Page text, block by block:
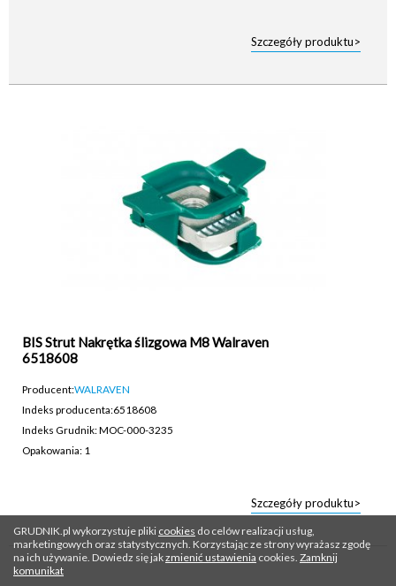
Szczegóły produktu>
BIS Strut Nakrętka ślizgowa M8 Walraven
6518608
Producent:WALRAVEN
Indeks producenta:6518608
Indeks Grudnik: MOC-000-3235
Opakowania: 1
Szczegóły produktu>
GRUDNIK.pl wykorzystuje pliki cookies do celów realizacji usług,
marketingowych oraz statystycznych. Korzystając ze strony wyrażasz zgodę
na ich używanie. Dowiedz się jakzmienić ustawienia cookies. Zamknij
komunikat